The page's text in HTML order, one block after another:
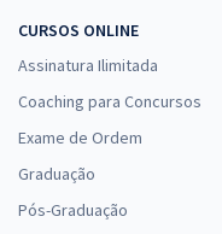
CURSOS ONLINE
Assinatura Ilimitada
Coaching para Concursos
Exame de Ordem
Graduação
Pós-Graduação